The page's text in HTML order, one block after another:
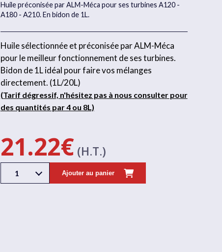
Huile préconisée par ALM-Méca pour ses turbines A120 -
A180 - A210. En bidon de 1L.
Huile sélectionnée et préconisée par ALM-Méca
pour le meilleur fonctionnement de ses turbines.
Bidon de 1L idéal pour faire vos mélanges
directement. (1L/20L)
(Tarif dégressif, n'hésitez pas à nous consulter pour
des quantités par 4 ou 8L)
21.22€ (H.T.)
1 Ajouter au panier